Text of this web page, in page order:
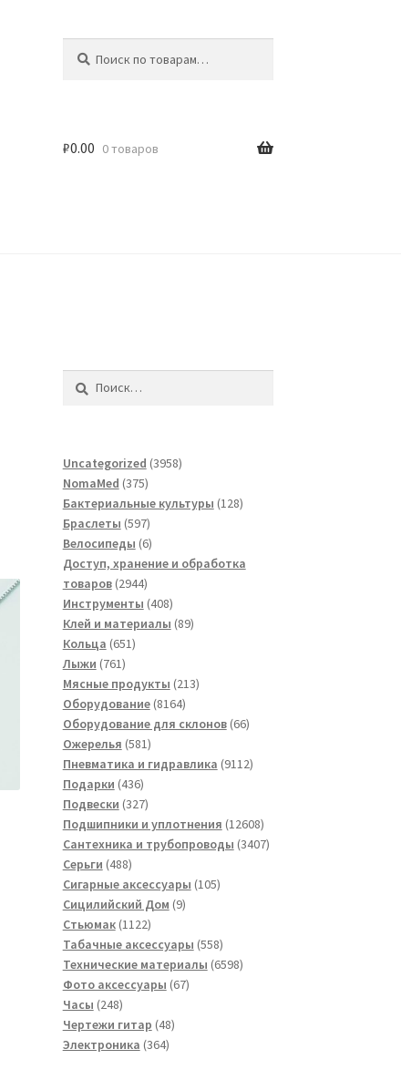
₽0.00 0 товаров
Uncategorized 39583958
NomaMed 375375
товаров
Бактериальные культуры 128128
Браслеты 597597
товаров
Велосипеды 66
товаров
Доступ, хранение и обработка
товаров 29442944
товара
Инструменты 408408
товаров
Клей и материалы 8989
Кольца 651651
Лыжи 761761
товар
Мясные продукты 213213
Оборудование 81648164
товара
Оборудование для склонов 6666
Ожерелья 581581
товар
Пневматика и гидравлика 91129112
Подарки 436436
товаров
Подвески 327327
товаров
Подшипники и уплотнения 1260812608
товаров
Сантехника и трубопроводы 34073407
Серьги 488488
товаров
Сигарные аксессуары 105105
Сицилийский Дом 99
Стьюмак 11221122
товара
Табачные аксессуары 558558
товаров
Технические материалы 65986598
Фото аксессуары 6767
Часы 248248
товаров
Чертежи гитар 4848
Электроника 364364